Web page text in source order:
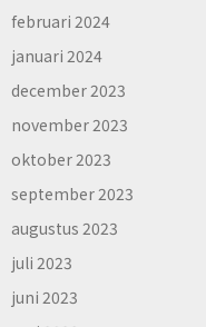
februari 2024
januari 2024
december 2023
november 2023
oktober 2023
september 2023
augustus 2023
juli 2023
juni 2023